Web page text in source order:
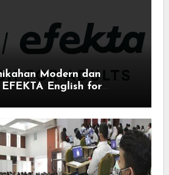
Modern dan
English for
Semakin Berarti